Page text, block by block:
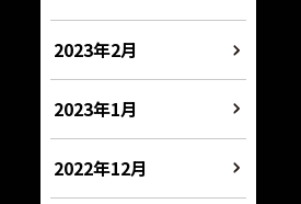
2023年2月
2023年1月
2022年12月